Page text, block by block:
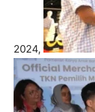
2024,